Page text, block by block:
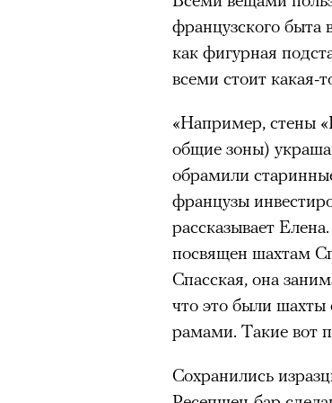
французского быта
как фигурная
всеми стоит какая-
«Например, стены
общие зоны)
обрамили
французы
рассказывает
посвящен шахтам
Спасская, она
что это были шахты
рамами. Такие вот
Сохранились
человеком, дважды
планеты без